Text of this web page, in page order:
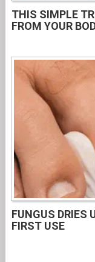
THIS SIMPLE
FROM YOUR
FUNGUS DRIES
FIRST USE